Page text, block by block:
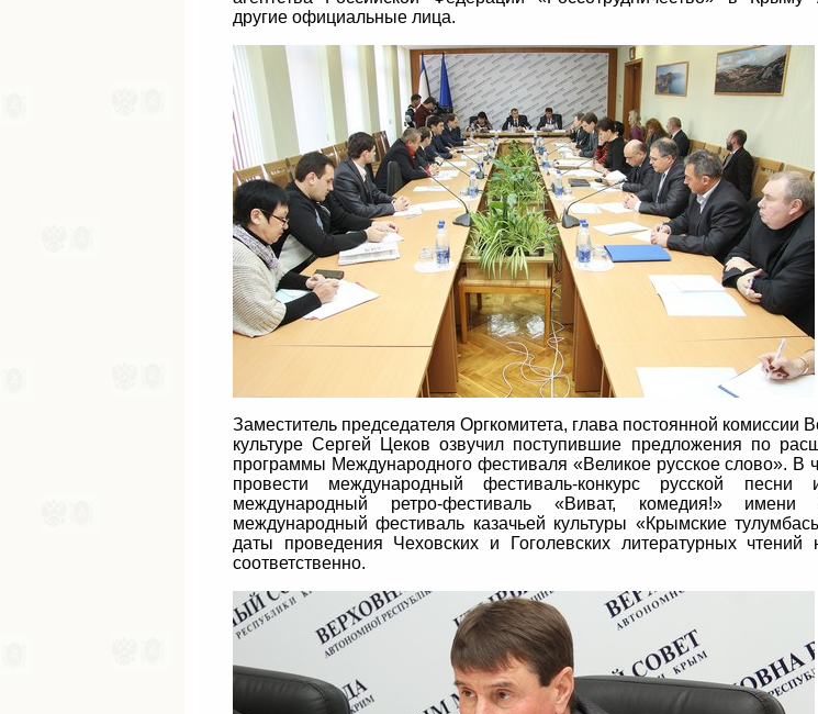
другие официальные лица.
Заместитель председателя Оргкомитета, глава постоянной
культуре Сергей Цеков озвучил поступившие предложения по
программы Международного фестиваля «Великое русское слово». В
провести международный фестиваль-конкурс русской
международный ретро-фестиваль «Виват, комедия!» имени
международный фестиваль казачьей культуры «Крымские
даты проведения Чеховских и Гоголевских литературных
соответственно.